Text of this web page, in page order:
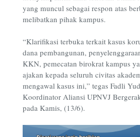
yang muncul sebagai respon atas
melibatkan pihak kampus.
“Klarifikasi terbuka terkait kasus
dana pembangunan,
KKN, pemecatan birokrat kampus
ajakan kepada seluruh civitas
mengawal kasus ini,” tegas Fadli
Koordinator Aliansi UPNVJ
pada Kamis, (13/6).